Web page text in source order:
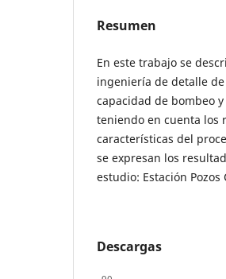
Resumen
En este trabajo se
ingeniería de detalle
capacidad de bombeo
teniendo en cuenta los
características del
se expresan los
estudio: Estación
Descargas